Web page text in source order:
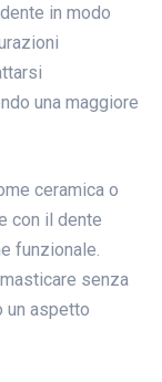
in modo
una maggiore
ceramica o
con il dente
funzionale.
senza
un aspetto